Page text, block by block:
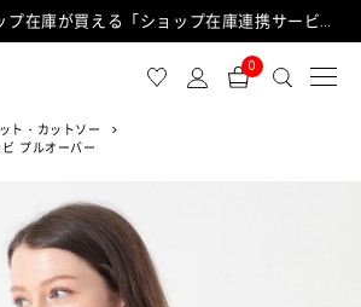
完売でもリアルショップ在庫が買える「ショップ在庫連携サービス」が日中もご利用可能になりました！
0
ト・カットソー
プルオーバー